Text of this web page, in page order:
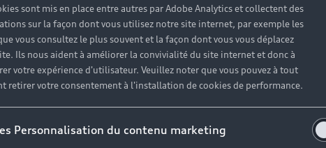
sont mis en place entre autres par Adobe Analytics et collectent des
sur la façon dont vous utilisez notre site internet, par exemple les
vous consultez le plus souvent et la façon dont vous vous déplacez
Ils nous aident à améliorer la convivialité du site internet et donc à
votre expérience d'utilisateur. Veuillez noter que vous pouvez à tout
retirer votre consentement à l'installation de cookies de performance.
Personnalisation du contenu marketing
lumière
UV…), elle
heures, les
dans la